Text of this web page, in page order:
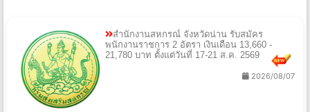
สำนักงานสหกรณ์ จังหวัดน่าน รับสมัคร
พนักงานราชการ 2 อัตรา เงินเดือน 13,660 -
21,780 บาท ตั้งแต่วันที่ 17-21 ส.ค. 2569
2026/08/07